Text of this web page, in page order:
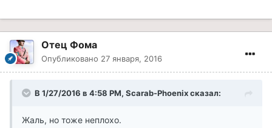
Отец Фома
Опубликовано 27 января, 2016
В 1/27/2016 в 4:58 PM, Scarab-Phoenix сказал:
Жаль, но тоже неплохо.